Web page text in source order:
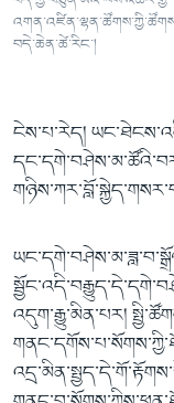
བདེ་ཆེན་ཚེ་རིང་།
ངེས་པ་རེད།
འདུག་རྒྱུ་མིན་པར།